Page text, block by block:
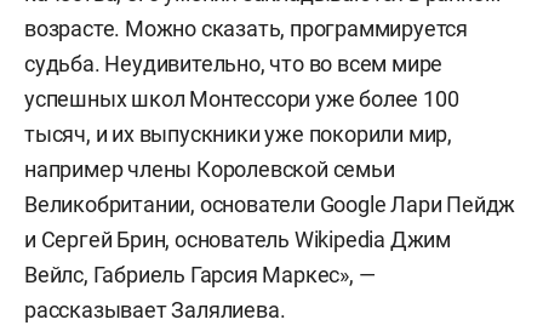
возрасте. Можно сказать, программируется
судьба. Неудивительно, что во всем мире
успешных школ Монтессори уже более 100
тысяч, и их выпускники уже покорили мир,
например члены Королевской семьи
Великобритании, основатели Google Лари Пейдж
и Сергей Брин, основатель Wikipedia Джим
Вейлс, Габриель Гарсия Маркес», —
рассказывает Залялиева.